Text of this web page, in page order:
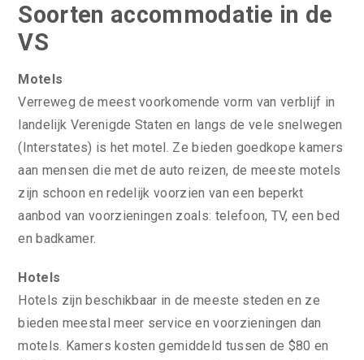
Soorten accommodatie in de
VS
Motels
Verreweg de meest voorkomende vorm van verblijf in
landelijk Verenigde Staten en langs de vele snelwegen
(Interstates) is het motel. Ze bieden goedkope kamers
aan mensen die met de auto reizen, de meeste motels
zijn schoon en redelijk voorzien van een beperkt
aanbod van voorzieningen zoals: telefoon, TV, een bed
en badkamer.
Hotels
Hotels zijn beschikbaar in de meeste steden en ze
bieden meestal meer service en voorzieningen dan
motels. Kamers kosten gemiddeld tussen de $80 en